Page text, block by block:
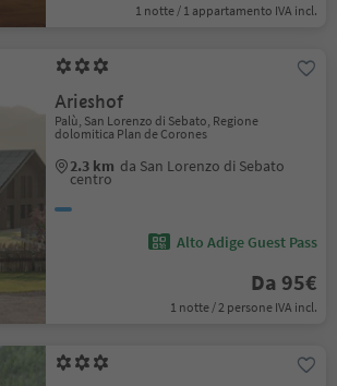
1 notte / 1 appartamento IVA incl.
Arieshof
Palù, San Lorenzo di Sebato, Regione
dolomitica Plan de Corones
2.3 km da San Lorenzo di Sebato
centro
Alto Adige Guest Pass
Da 95€
1 notte / 2 persone IVA incl.